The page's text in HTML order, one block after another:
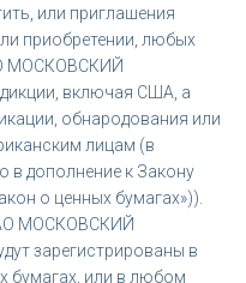
или приглашения
приобретении, любых
МОСКОВСКИЙ
включая США, а
обнародования или
лицам (в
в дополнение к Закону
о ценных бумагах»)).
МОСКОВСКИЙ
зарегистрированы в
бумагах, или в любом